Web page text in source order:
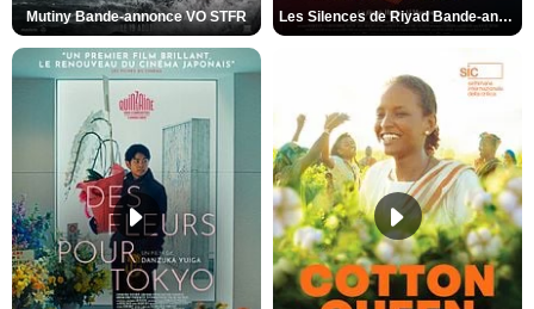
Mutiny Bande-annonce VO STFR Les Silences de Riyad Bande-annonce VO STFR